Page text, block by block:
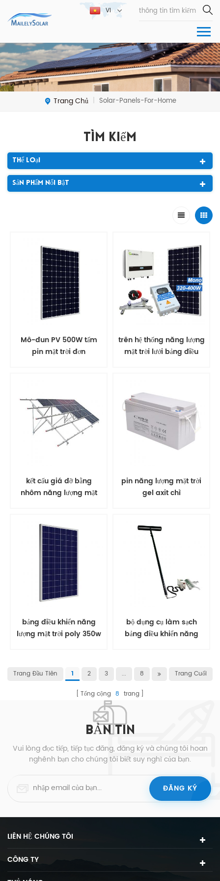
VI
Trang Chủ | Solar-Panels-For-Home
Tìm Kiếm
Thể Loại
Sản Phẩm Nổi Bật
Mô-đun PV 500W tấm
pin mặt trời đơn
trên hệ thống năng lượng
mặt trời lưới bảng điều
kết cấu giá đỡ bằng
nhôm năng lượng mặt
pin năng lượng mặt trời
gel axit chì
bảng điều khiển năng
lượng mặt trời poly 350w
bộ dụng cụ làm sạch
bảng điều khiển năng
Trang Đầu Tiên 1 2 3 ... 8 Trang Cuối
Tổng cộng 8 trang
BẢN TIN
Vui lòng đọc tiếp, tiếp tục đăng, đăng ký và chúng tôi hoan
nghênh bạn cho chúng tôi biết suy nghĩ của bạn.
LIÊN HỆ CHÚNG TÔI
CÔNG TY